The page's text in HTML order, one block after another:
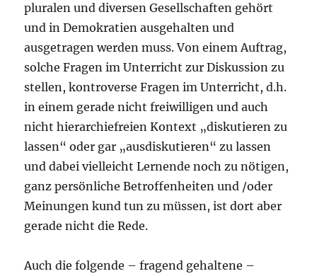
pluralen und diversen Gesellschaften gehört
und in Demokratien ausgehalten und
ausgetragen werden muss. Von einem Auftrag,
solche Fragen im Unterricht zur Diskussion zu
stellen, kontroverse Fragen im Unterricht, d.h.
in einem gerade nicht freiwilligen und auch
nicht hierarchiefreien Kontext „diskutieren zu
lassen“ oder gar „ausdiskutieren“ zu lassen
und dabei vielleicht Lernende noch zu nötigen,
ganz persönliche Betroffenheiten und /oder
Meinungen kund tun zu müssen, ist dort aber
gerade nicht die Rede.
Auch die folgende – fragend gehaltene –